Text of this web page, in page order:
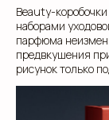
Beauty-
наборами
парфюма
предвкушения
рисунок только